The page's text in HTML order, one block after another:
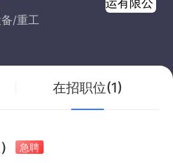
/重工
在招职位(1)
急聘